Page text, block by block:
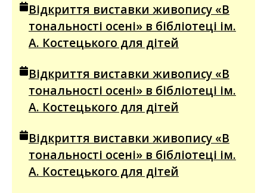
Відкриття виставки живопису «В
тональності осені» в бібліотеці ім.
А. Костецького для дітей
Відкриття виставки живопису «В
тональності осені» в бібліотеці ім.
А. Костецького для дітей
Відкриття виставки живопису «В
тональності осені» в бібліотеці ім.
А. Костецького для дітей